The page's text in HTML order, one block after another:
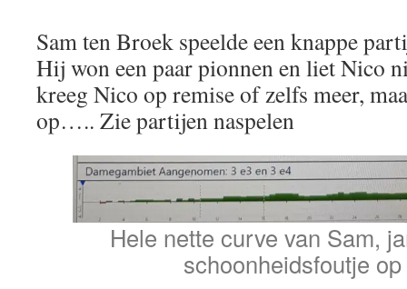
Sam ten Broek speelde een knappe
Hij won een paar pionnen en liet Nico
kreeg Nico op remise of zelfs meer,
op….. Zie partijen naspelen
Hele nette curve van Sam,
schoonheidsfoutje